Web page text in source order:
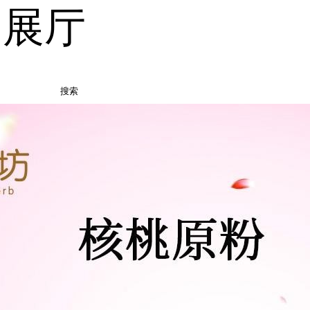
厅
搜索